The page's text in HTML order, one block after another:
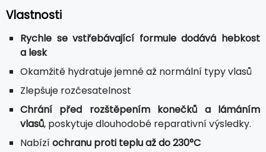
Vlastnosti
Rychle se vstřebávající formule dodává hebkost
a lesk
Okamžitě hydratuje jemné až normální typy vlasů
Zlepšuje rozčesatelnost
Chrání před rozštěpením konečků a lámáním
vlasů, poskytuje dlouhodobé reparativní výsledky.
Nabízíochranu proti teplu až do 230°C